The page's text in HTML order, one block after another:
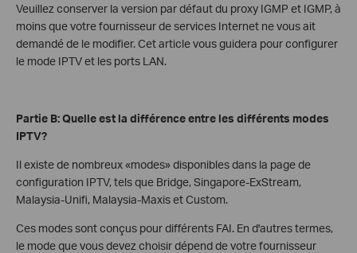
Veuillez conserver la version par défaut du proxy IGMP et IGMP, à
moins que votre fournisseur de services Internet ne vous ait
demandé de le modifier. Cet article vous guidera pour configurer
le mode IPTV et les ports LAN.
Partie B: Quelle est la différence entre les différents modes
IPTV?
Il existe de nombreux «modes» disponibles dans la page de
configuration IPTV, tels que Bridge, Singapore-ExStream,
Malaysia-Unifi, Malaysia-Maxis et Custom.
Ces modes sont conçus pour différents FAI. En d'autres termes,
le mode que vous devez choisir dépend de votre fournisseur